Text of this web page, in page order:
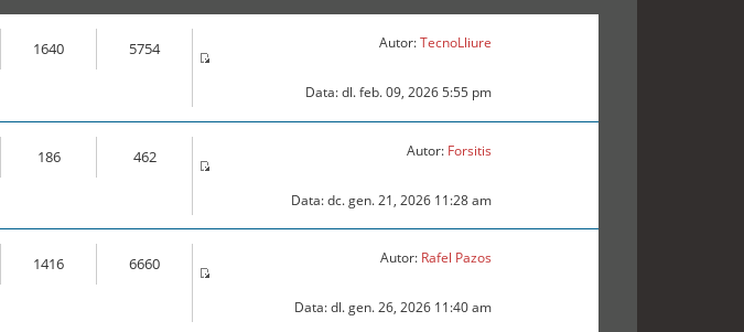
1640 5754 Autor:TecnoLliure
Data: dl. feb. 09, 2026 5:55 pm
186 462 Autor: Forsitis
Data: dc. gen. 21, 2026 11:28 am
1416 6660 Autor: Rafel Pazos
Data: dl. gen. 26, 2026 11:40 am